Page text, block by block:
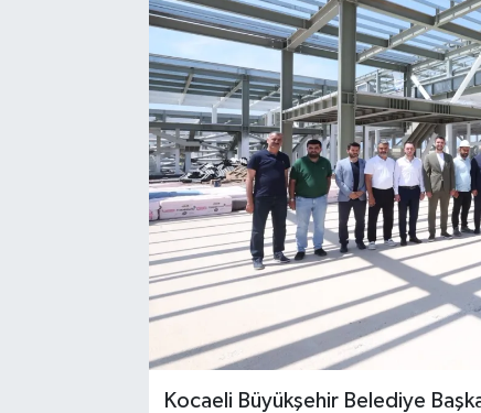
Kocaeli Büyükşehir Belediye
Haber Arşivi